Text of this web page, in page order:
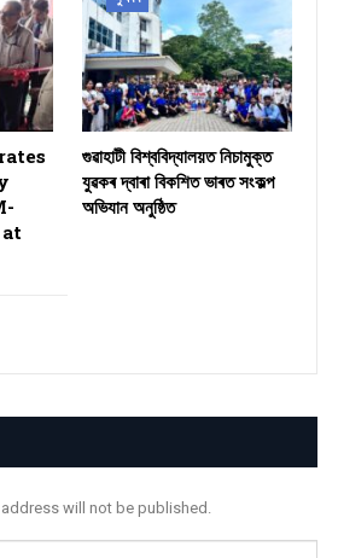
গুৱাহাটী বিশ্ববিদ্যালয়ত নিচামুক্ত
যুৱকৰ দ্বাৰা বিকশিত ভাৰত সংকল্প
অভিযান অনুষ্ঠিত
address will not be published.